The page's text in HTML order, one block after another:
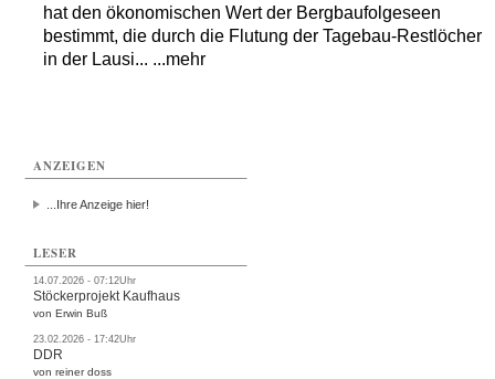
hat den ökonomischen Wert der Bergbaufolgeseen
bestimmt, die durch die Flutung der Tagebau-Restlöcher
in der Lausi... ...mehr
ANZEIGEN
...Ihre Anzeige hier!
LESER
14.07.2026 - 07:12Uhr
Stöckerprojekt Kaufhaus
von Erwin Buß
23.02.2026 - 17:42Uhr
DDR
von reiner doss